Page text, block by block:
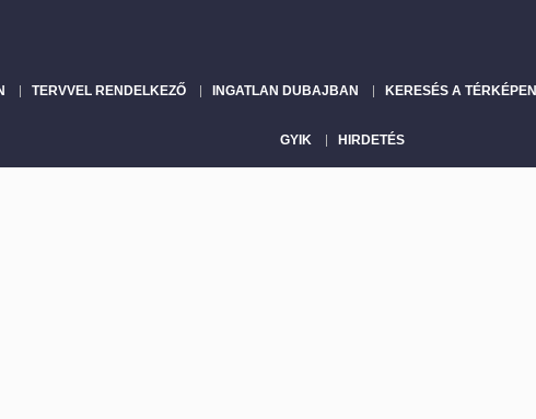
TERVVEL RENDELKEZŐ INGATLAN DUBAJBAN KERESÉS A TÉRKÉPEN
GYIK HIRDETÉS